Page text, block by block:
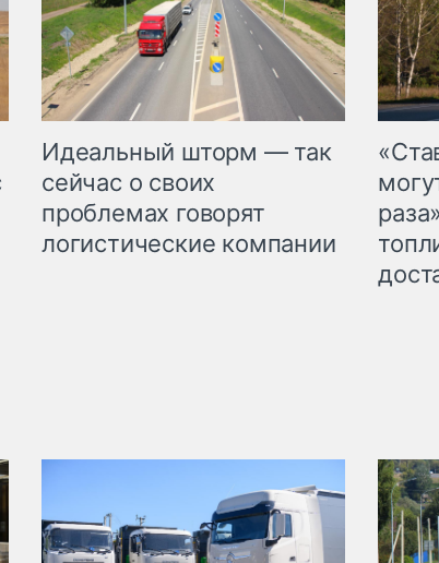
Идеальный шторм — так
сейчас о своих
проблемах говорят
логистические компании